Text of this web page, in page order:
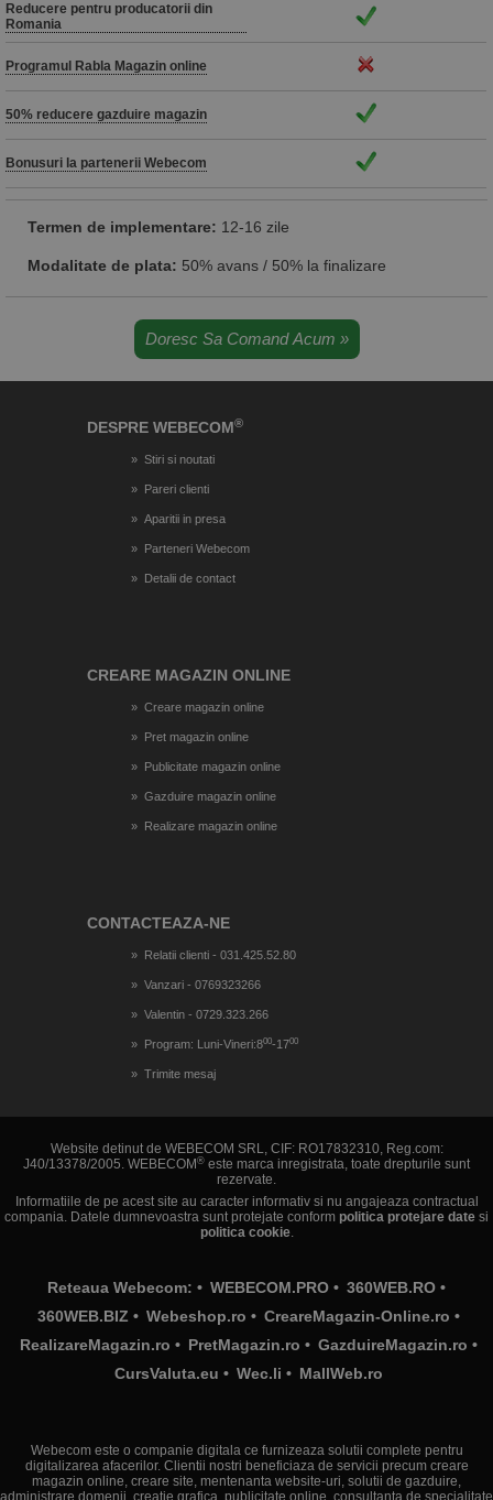
Reducere pentru producatorii din
Romania
Programul Rabla Magazin online
50% reducere gazduire magazin
Bonusuri la partenerii Webecom
Termen de implementare: 12-16 zile
Modalitate de plata: 50% avans / 50% la finalizare
DESPRE WEBECOM®
Stiri si noutati
Pareri clienti
Aparitii in presa
Parteneri Webecom
Detalii de contact
CREARE MAGAZIN ONLINE
Creare magazin online
Pret magazin online
Publicitate magazin online
Gazduire magazin online
Realizare magazin online
CONTACTEAZA-NE
Relatii clienti - 031.425.52.80
Vanzari - 0769323266
Valentin - 0729.323.266
Program: Luni-Vineri:800-1700
Trimite mesaj
Website detinut de WEBECOM SRL, CIF: RO17832310, Reg.com:
J40/13378/2005. WEBECOM ® este marca inregistrata, toate drepturile sunt
rezervate.
Informatiile de pe acest site au caracter informativ si nu angajeaza contractual
compania. Datele dumnevoastra sunt protejate conform politica protejare date si
politica cookie.
Reteaua Webecom: • WEBECOM.PRO • 360WEB.RO •
360WEB.BIZ • Webeshop.ro • CreareMagazin-Online.ro •
RealizareMagazin.ro • PretMagazin.ro • GazduireMagazin.ro •
CursValuta.eu • Wec.li • MallWeb.ro
Webecom este o companie digitala ce furnizeaza solutii complete pentru
digitalizarea afacerilor. Clientii nostri beneficiaza de servicii precum creare
magazin online, creare site, mentenanta website-uri, solutii de gazduire,
administrare domenii, creatie grafica, publicitate online, consultanta de specialitate